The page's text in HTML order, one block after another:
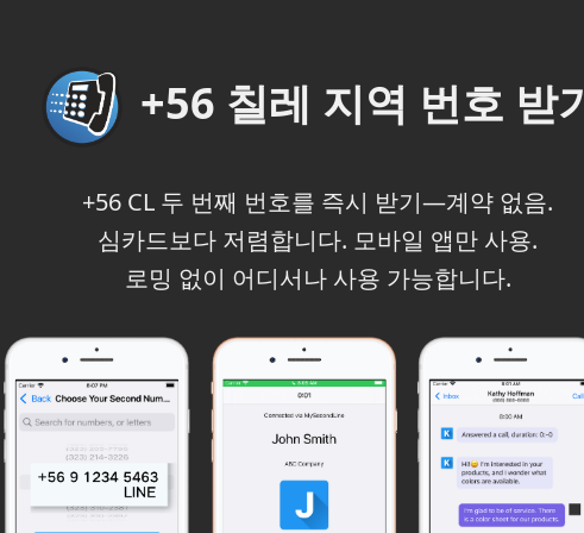
+56 칠레 지역 번호 받
+56 CL 두 번째 번호를 즉시 받기—계약 없음.
심카드보다 저렴합니다. 모바일 앱만 사용.
로밍 없이 어디서나 사용 가능합니다.